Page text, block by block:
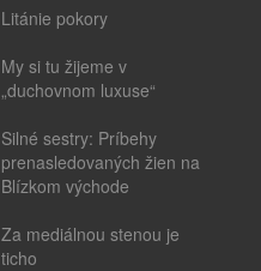
Litánie pokory
My si tu žijeme v
„duchovnom luxuse“
Silné sestry: Príbehy
prenasledovaných žien na
Blízkom východe
Za mediálnou stenou je
ticho